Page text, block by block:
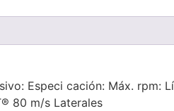
Especi cación: Máx. rpm:
80 m/s Laterales